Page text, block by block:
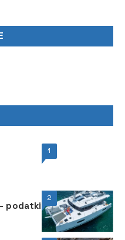
przed światową premierą.
1
2
podatki